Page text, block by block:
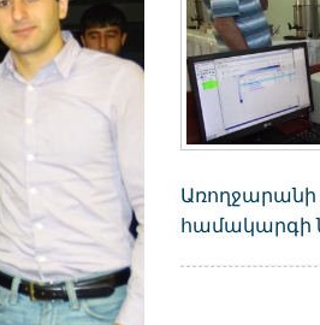
համակարգի